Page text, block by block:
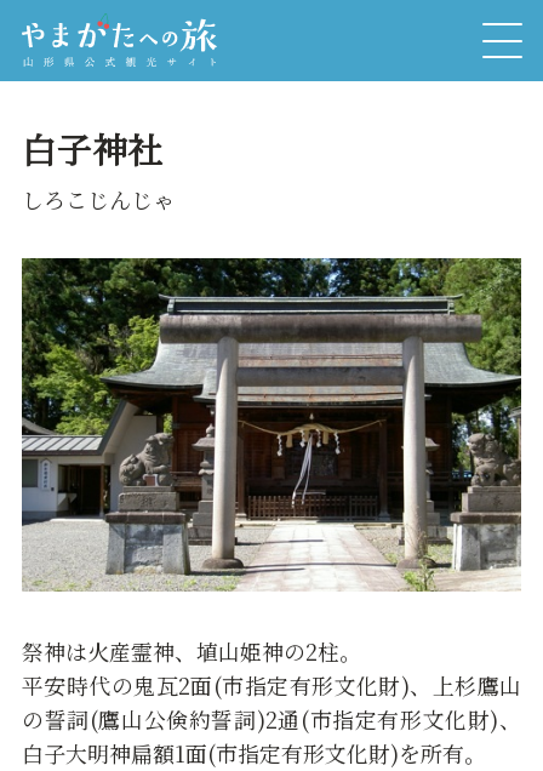
白子神社
しろこじんじゃ
祭神は火産霊神、埴山姫神の2柱。
平安時代の鬼瓦2面(市指定有形文化財)、上杉鷹山
の誓詞(鷹山公倹約誓詞)2通(市指定有形文化財)、
白子大明神扁額1面(市指定有形文化財)を所有。